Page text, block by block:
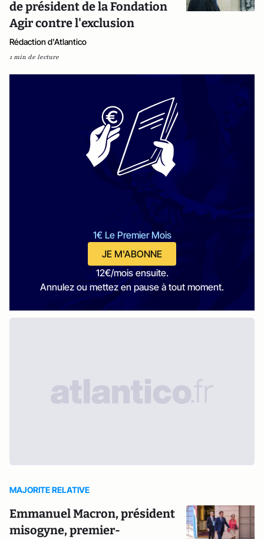
de président de la Fondation
Agir contre l'exclusion
Rédaction d'Atlantico
1 min de lecture
1€ Le Premier Mois
JE M'ABONNE
12€/mois ensuite.
Annulez ou mettez en pause à tout moment.
MAJORITE RELATIVE
Emmanuel Macron, président
misogyne, premier-